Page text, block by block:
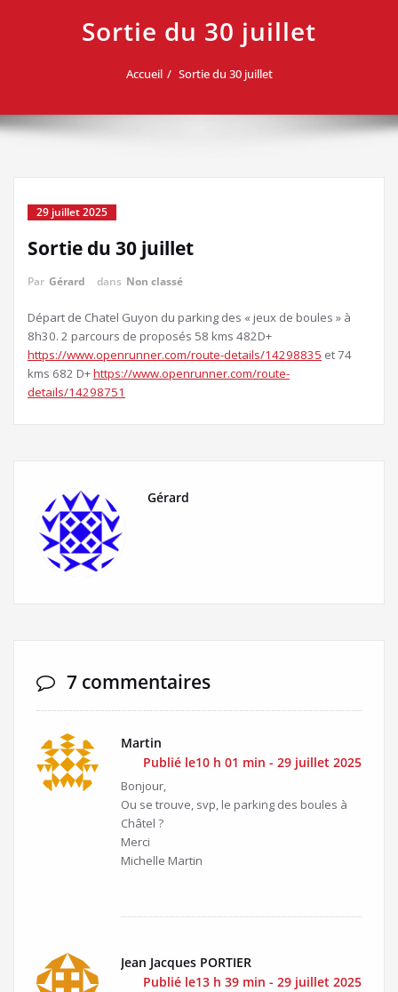
Sortie du 30 juillet
Accueil Sortie du 30 juillet
29 juillet 2025
Sortie du 30 juillet
Par Gérard dans Non classé
Départ de Chatel Guyon du parking des « jeux de boules » à
8h30. 2 parcours de proposés 58 kms 482D+
https://www.openrunner.com/route-details/14298835 et 74
kms 682 D+https://www.openrunner.com/route-
details/14298751
Gérard
7 commentaires
Martin
Publié le10 h 01 min - 29 juillet 2025
Bonjour,
Ou se trouve, svp, le parking des boules à
Châtel ?
Merci
Michelle Martin
Jean Jacques PORTIER
Publié le13 h 39 min - 29 juillet 2025